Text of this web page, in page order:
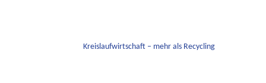
Kreislaufwirtschaft – mehr als Recycling